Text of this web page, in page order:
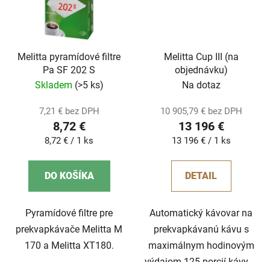
Melitta pyramídové filtre
Pa SF 202 S
Skladem (>5 ks)
7,21 € bez DPH
8,72 €
Jednotková
8,72 € / 1 ks
DO KOŠÍKA
Pyramídové filtre pre
prekvapkávače Melitta M
170 a Melitta XT180.
Melitta Cup III (na
objednávku)
Na dotaz
10 905,79 € bez DPH
13 196 €
Jednotková
13 196 € / 1 ks
DETAIL
Automatický kávovar na
prekvapkávanú kávu s
maximálnym hodinovým